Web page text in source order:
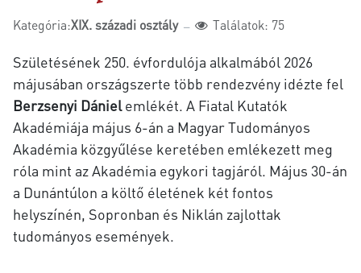
Kategória:XIX. századi osztály Találatok: 75
Születésének 250. évfordulója alkalmából 2026
májusában országszerte több rendezvény idézte fel
Berzsenyi Dániel emlékét. A Fiatal Kutatók
Akadémiája május 6-án a Magyar Tudományos
Akadémia közgyűlése keretében emlékezett meg
róla mint az Akadémia egykori tagjáról. Május 30-án
a Dunántúlon a költő életének két fontos
helyszínén, Sopronban és Niklán zajlottak
tudományos események.